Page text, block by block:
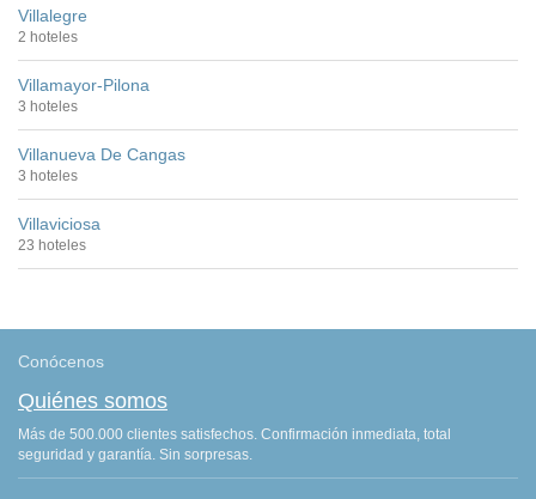
Villalegre
2 hoteles
Villamayor-Pilona
3 hoteles
Villanueva De Cangas
3 hoteles
Villaviciosa
23 hoteles
Conócenos
Quiénes somos
Más de 500.000 clientes satisfechos. Confirmación inmediata, total
seguridad y garantía. Sin sorpresas.